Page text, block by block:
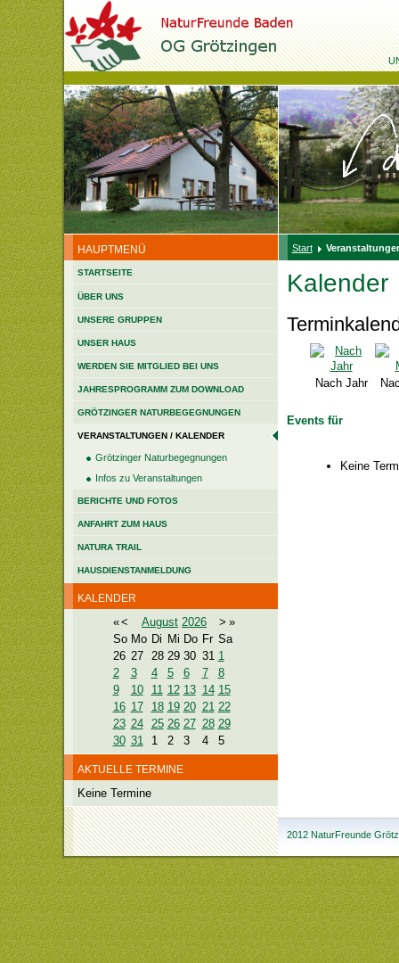
HAUPTMENÜ
STARTSEITE
ÜBER UNS
UNSERE GRUPPEN
UNSER HAUS
WERDEN SIE MITGLIED BEI UNS
JAHRESPROGRAMM ZUM DOWNLOAD
GRÖTZINGER NATURBEGEGNUNGEN
VERANSTALTUNGEN / KALENDER
Grötzinger Naturbegegnungen
Infos zu Veranstaltungen
BERICHTE UND FOTOS
ANFAHRT ZUM HAUS
NATURA TRAIL
HAUSDIENSTANMELDUNG
KALENDER
«< August 2026 > »
So Mo Di Mi Do Fr Sa
26 27 28 29 30 31 1
2
3 4 5 6 7
8
9
10 11 12 13 14 15
16 17 18 19 20 21 22
23 24 25 26 27 28 29
30 31 1 2 3 4 5
AKTUELLE TERMINE
Keine Termine
Start
Kalender
Nach Jahr
Events für
Keine
2012 NaturFreunde